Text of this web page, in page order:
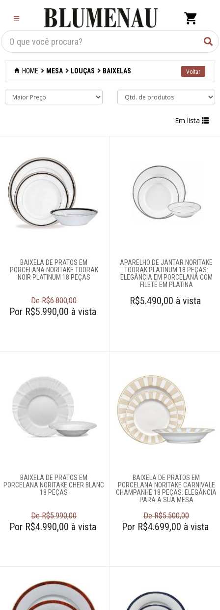
☰
Criar Lista×
Organização
Eletros
Bar
Café e chá
Copos e taças
Louças
Baixelas
Travessas
Servir
Talheres
Móveis
Decoração
Fale
Conosco
HOME MESA LOUÇAS BAIXELAS
Em lista
BAIXELA DE PRATOS EM
PORCELANA NORITAKE TOORAK
NOIR PLATINUM 18 PEÇAS
De R$6.800,00
Por R$5.990,00 à vista
APARELHO DE JANTAR NORITAKE
TOORAK PLATINUM 18 PEÇAS:
ELEGÂNCIA EM PORCELANA COM
FILETE EM PLATINA
R$5.490,00 à vista
BAIXELA DE PRATOS EM
PORCELANA NORITAKE CHER BLANC
18 PEÇAS
De R$5.990,00
Por R$4.990,00 à vista
BAIXELA DE PRATOS EM
PORCELANA NORITAKE CARNIVALE
CHAMPANHE 18 PEÇAS: ELEGÂNCIA
PARA A SUA MESA
De R$5.500,00
Por R$4.699,00 à vista